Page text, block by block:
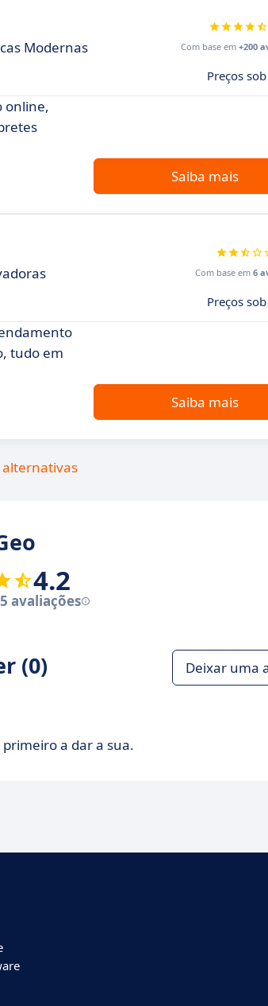
Modernas Com base em +200
Preços
online,
Saiba mais
Com base em 6
Preços
tudo em
Saiba mais
alternativas
4.2
5 avaliações
(0) Deixar uma
a dar a sua.